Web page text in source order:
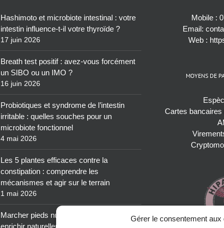
Gérer le consentement aux
Hashimoto et microbiote intestinal : votre
intestin influence-t-il votre thyroïde ?
17 juin 2026
Breath test positif : avez-vous forcément
un SIBO ou un IMO ?
16 juin 2026
Probiotiques et syndrome de l’intestin
irritable : quelles souches pour un
microbiote fonctionnel
4 mai 2026
Les 5 plantes efficaces contre la
constipation : comprendre les
mécanismes et agir sur le terrain
1 mai 2026
Marcher pieds nus : un levier oublié pour
enrichir naturellement votre microbiote
Mobile :
Email:
Web :
MOYENS DE
Cartes